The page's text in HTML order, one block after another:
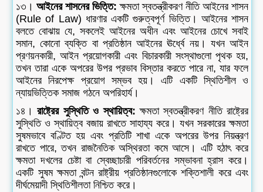
১৩। আইনের শাসনের ভিত্তি: ক্ষমতা স্বতন্ত্রীকরণ নীতি আইনের শাসন
(Rule of Law) ধারণার একটি গুরুত্বপূর্ণ ভিত্তি। আইনের শাসন
বলতে বোঝায় যে, সকলেই আইনের অধীন এবং আইনের চোখে সবাই
সমান, কোনো ব্যক্তি বা প্রতিষ্ঠান আইনের ঊর্ধ্বে নয়। যখন আইন
প্রণয়নকারী, আইন প্রয়োগকারী এবং বিচারকারী সংস্থাগুলো পৃথক হয়,
তখন তারা একে অপরের উপর প্রভাব বিস্তার করতে পারে না, যার ফলে
আইনের নিরপেক্ষ প্রয়োগ সম্ভব হয়। এটি একটি স্থিতিশীল ও
ন্যায়ভিত্তিক সমাজ গঠনে অপরিহার্য।
১৪।রাষ্ট্রের সুস্থিতি ও স্থায়িত্ব: ক্ষমতা স্বতন্ত্রীকরণ নীতি রাষ্ট্রের
সুস্থিতি ও স্থায়িত্ব বজায় রাখতে সাহায্য করে। যখন সরকারের ক্ষমতা
সুষমভাবে বণ্টিত হয় এবং প্রতিটি শাখা একে অপরের উপর নিয়ন্ত্রণ
রাখতে পারে, তখন রাজনৈতিক অস্থিরতা কমে আসে। এটি হঠাৎ করে
ক্ষমতা দখলের চেষ্টা বা স্বেচ্ছাচারী পরিবর্তনের সম্ভাবনা হ্রাস করে।
একটি সুষম ক্ষমতা বন্টন রাষ্ট্রীয় প্রতিষ্ঠানগুলোকে শক্তিশালী করে এবং
দীর্ঘমেয়াদী স্থিতিশীলতা নিশ্চিত করে।